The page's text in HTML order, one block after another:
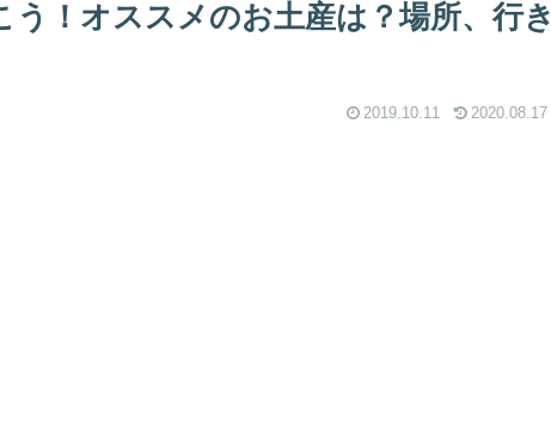
！オススメのお土産は？場所、行き
2019.10.11 2020.08.17